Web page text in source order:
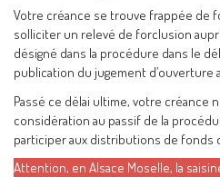
Votre créance se trouve frappée de
solliciter un relevé de forclusion
désigné dans la procédure dans le
publication du jugement d’ouverture
Passé ce délai ultime, votre créance
considération au passif de la
participer aux distributions de fonds
Attention, en Alsace Moselle, la